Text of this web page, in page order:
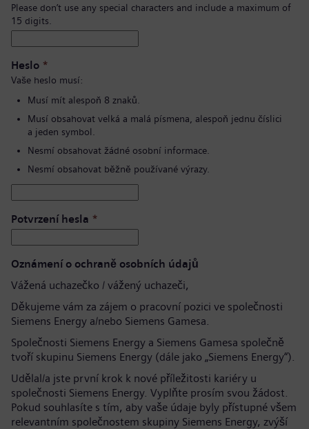
Please don’t use any special characters and include a maximum of
15 digits.
Heslo *
Vaše heslo musí:
Musí mít alespoň 8 znaků.
Musí obsahovat velká a malá písmena, alespoň jednu číslici
a jeden symbol.
Nesmí obsahovat žádné osobní informace.
Nesmí obsahovat běžně používané výrazy.
Potvrzení hesla *
Oznámení o ochraně osobních údajů
Vážená uchazečko / vážený uchazeči,
Děkujeme vám za zájem o pracovní pozici ve společnosti
Siemens Energy a/nebo Siemens Gamesa.
Společnosti Siemens Energy a Siemens Gamesa společně
tvoří skupinu Siemens Energy (dále jako „Siemens Energy“).
Udělal/a jste první krok k nové příležitosti kariéry u
společnosti Siemens Energy. Vyplňte prosím svou žádost.
Pokud souhlasíte s tím, aby vaše údaje byly přístupné všem
relevantním společnostem skupiny Siemens Energy, zvýší